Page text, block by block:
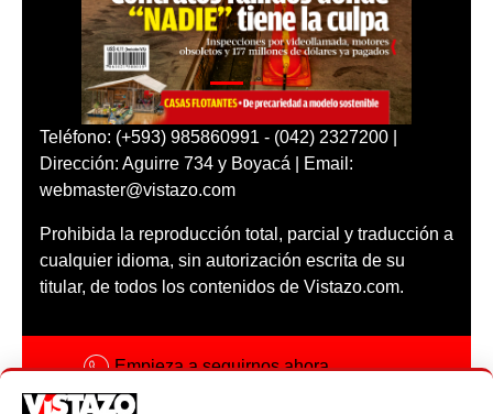
Teléfono: (+593) 985860991 - (042) 2327200 |
Dirección: Aguirre 734 y Boyacá | Email:
webmaster@vistazo.com
Prohibida la reproducción total, parcial y traducción a
cualquier idioma, sin autorización escrita de su
titular, de todos los contenidos de Vistazo.com.
Empieza a seguirnos ahora